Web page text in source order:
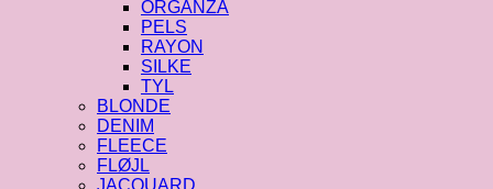
ORGANZA
PELS
RAYON
SILKE
TYL
BLONDE
DENIM
FLEECE
FLØJL
JACQUARD